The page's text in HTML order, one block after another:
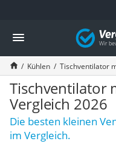
Die beliebtesten Vergleiche
Baumarkt
Tresor feuerfest
Makita-Akku-Rasenmäher
Kappsäge
Smartes Türschloss
Akku-Rasentrimmer
Feuchtigkeitsmessgerät
Split-Klimaanlage 2
Vergleich
Kühlen Tischventilator
Tischventilator
Vergleich 2026
Die besten kleinen
im Vergleich.